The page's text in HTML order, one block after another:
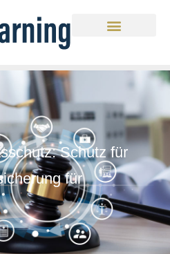
Schutz für
für